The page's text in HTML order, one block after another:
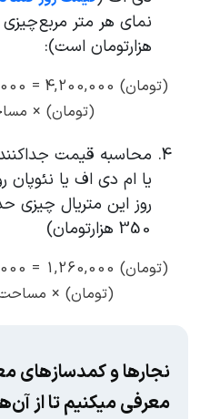
هزارتومان است):
(تومان) ×
محاسبه قیمت
یا ام دی اف یا
350 هزارتومان)
(تومان) ×
نجارها و کمدسازهای
معرفی میکنیم تا از